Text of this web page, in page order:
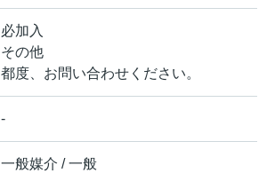
必加入
その他
都度、お問い合わせください。
-
一般媒介 / 一般